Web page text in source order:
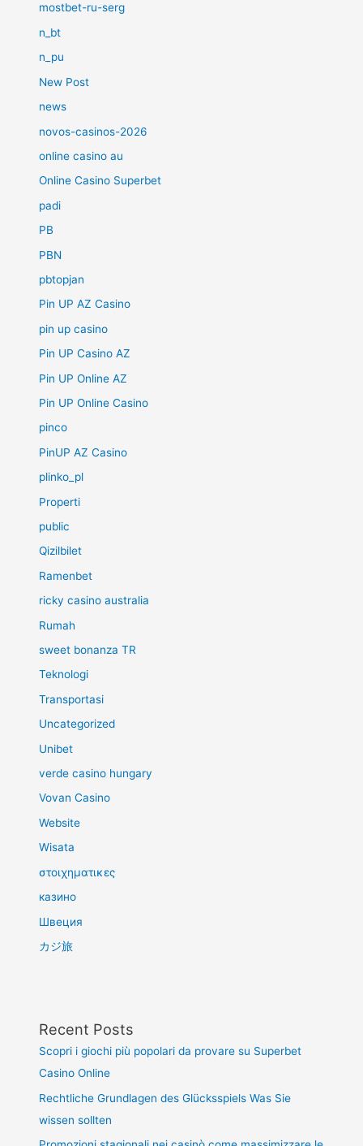
mostbet-ru-serg
n_bt
n_pu
New Post
news
novos-casinos-2026
online casino au
Online Casino Superbet
padi
PB
PBN
pbtopjan
Pin UP AZ Casino
pin up casino
Pin UP Casino AZ
Pin UP Online AZ
Pin UP Online Casino
pinco
PinUP AZ Casino
plinko_pl
Properti
public
Qizilbilet
Ramenbet
ricky casino australia
Rumah
sweet bonanza TR
Teknologi
Transportasi
Uncategorized
Unibet
verde casino hungary
Vovan Casino
Website
Wisata
στοιχηματικες
казино
Швеция
カジ旅
Recent Posts
Scopri i giochi più popolari da provare su Superbet
Casino Online
Rechtliche Grundlagen des Glücksspiels Was Sie
wissen sollten